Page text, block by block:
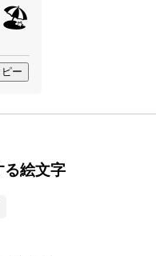
ー
絵文字